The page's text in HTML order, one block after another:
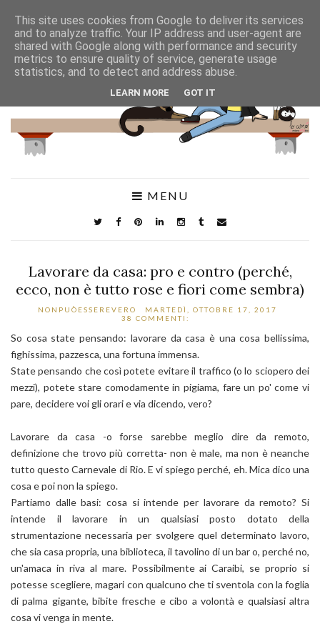
MENU
Lavorare da casa: pro e contro (perché,
ecco, non è tutto rose e fiori come sembra)
NONPUÒESSEREVERO
MARTEDÌ, OTTOBRE 17, 2017
38 COMMENTI:
So cosa state pensando: lavorare da casa è una cosa bellissima,
fighissima, pazzesca, una fortuna immensa.
State pensando che così potete evitare il traffico (o lo sciopero dei
mezzi), potete stare comodamente in pigiama, fare un po' come vi
pare, decidere voi gli orari e via dicendo, vero?
Lavorare da casa -o forse sarebbe meglio dire da remoto,
definizione che trovo più corretta- non è male, ma non è neanche
tutto questo Carnevale di Rio. E vi spiego perché, eh. Mica dico una
cosa e poi non la spiego.
Partiamo dalle basi: cosa si intende per lavorare da remoto? Si
intende il lavorare in un qualsiasi posto dotato della
strumentazione necessaria per svolgere quel determinato lavoro,
che sia casa propria, una biblioteca, il tavolino di un bar o, perché no,
un'amaca in riva al mare. Possibilmente ai Caraibi, se proprio si
potesse scegliere, magari con qualcuno che ti sventola con la foglia
di palma gigante, bibite fresche e cibo a volontà e qualsiasi altra
cosa vi venga in mente.
This site uses cookies from Google to deliver its services
and to analyze traffic. Your IP address and user-agent are
shared with Google along with performance and security
metrics to ensure quality of service, generate usage
statistics, and to detect and address abuse.
LEARN MORE GOT IT